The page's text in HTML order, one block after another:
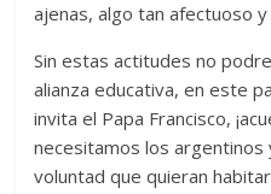
ajenas, algo tan afectuoso
Sin estas actitudes no
alianza educativa, en este
invita el Papa Francisco,
necesitamos los argentinos
voluntad que quieran